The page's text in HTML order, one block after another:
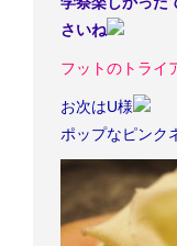
さいね
フットのトライ
お次はU様
ポップなピンク